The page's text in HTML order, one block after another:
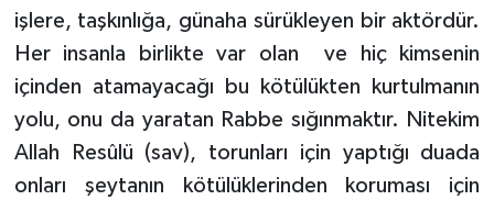
işlere, taşkınlığa, günaha sürükleyen bir aktördür.
Her insanla birlikte var olan ve hiç kimsenin
içinden atamayacağı bu kötülükten kurtulmanın
yolu, onu da yaratan Rabbe sığınmaktır. Nitekim
Allah Resûlü (sav), torunları için yaptığı duada
onları şeytanın kötülüklerinden koruması için
Van Müftülüğü
Yozgat Müftülüğü
Zonguldak Müftülüğü